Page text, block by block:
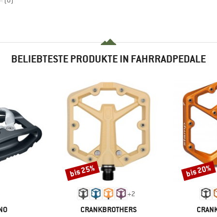
BELIEBTESTE PRODUKTE IN FAHRRADPEDALE
+2
MARKE
CRANKBROTHERS
Rabatt
bis 25% Rabatt
bis 20%